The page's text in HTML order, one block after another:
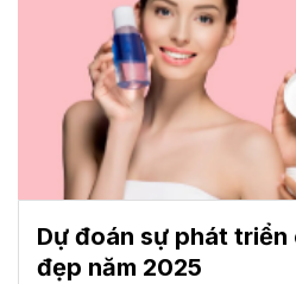
Dự đoán sự phát triển
đẹp năm 2025